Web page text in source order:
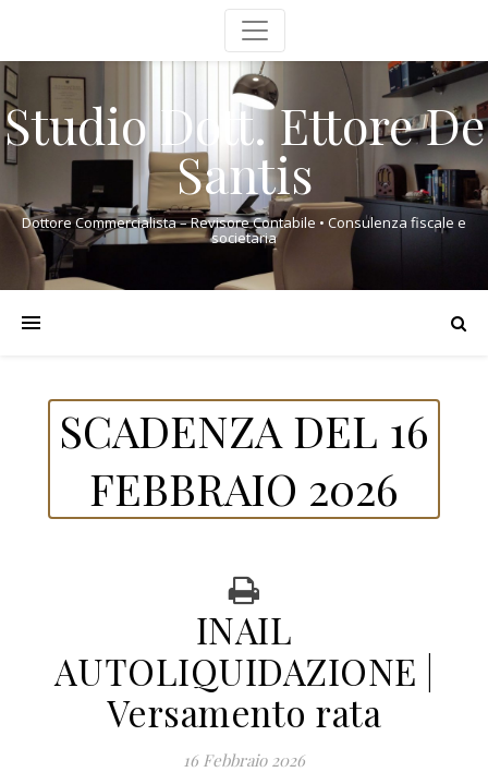
Studio Dott. Ettore De
Santis
Dottore Commercialista – Revisore Contabile • Consulenza fiscale e
societaria
SCADENZA DEL 16
FEBBRAIO 2026
INAIL
AUTOLIQUIDAZIONE |
Versamento rata
16 Febbraio 2026